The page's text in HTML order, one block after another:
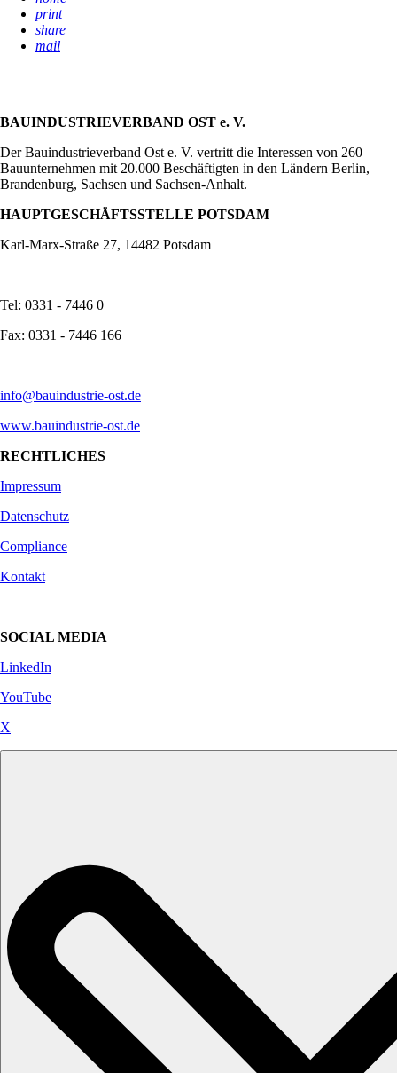
print
share
mail
BAUINDUSTRIEVERBAND OST e. V.
Der Bauindustrieverband Ost e. V. vertritt die Interessen von 260
Bauunternehmen mit 20.000 Beschäftigten in den Ländern Berlin,
Brandenburg, Sachsen und Sachsen-Anhalt.
HAUPTGESCHÄFTSSTELLE POTSDAM
Karl-Marx-Straße 27, 14482 Potsdam
Tel: 0331 - 7446 0
Fax: 0331 - 7446 166
info@bauindustrie-ost.de
www.bauindustrie-ost.de
RECHTLICHES
Impressum
Datenschutz
Compliance
Kontakt
SOCIAL MEDIA
LinkedIn
YouTube
X